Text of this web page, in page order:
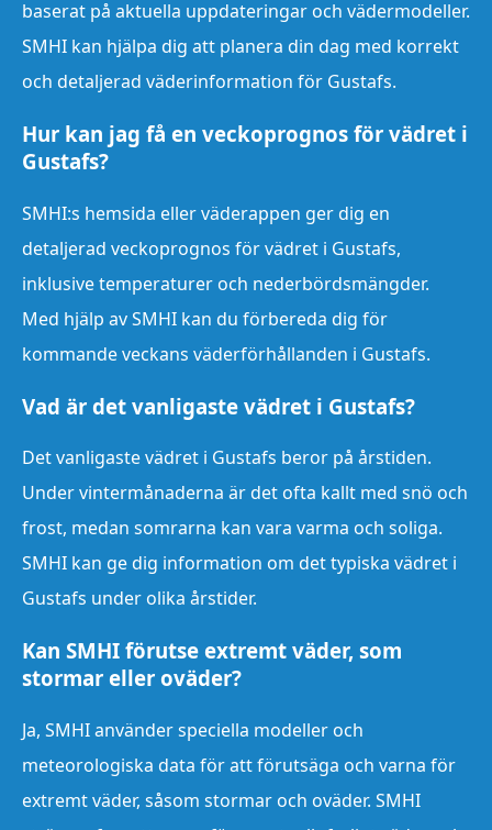
baserat på aktuella uppdateringar och vädermodeller.
SMHI kan hjälpa dig att planera din dag med korrekt
och detaljerad väderinformation för Gustafs.
Hur kan jag få en veckoprognos för vädret i
Gustafs?
SMHI:s hemsida eller väderappen ger dig en
detaljerad veckoprognos för vädret i Gustafs,
inklusive temperaturer och nederbördsmängder.
Med hjälp av SMHI kan du förbereda dig för
kommande veckans väderförhållanden i Gustafs.
Vad är det vanligaste vädret i Gustafs?
Det vanligaste vädret i Gustafs beror på årstiden.
Under vintermånaderna är det ofta kallt med snö och
frost, medan somrarna kan vara varma och soliga.
SMHI kan ge dig information om det typiska vädret i
Gustafs under olika årstider.
Kan SMHI förutse extremt väder, som
stormar eller oväder?
Ja, SMHI använder speciella modeller och
meteorologiska data för att förutsäga och varna för
extremt väder, såsom stormar och oväder. SMHI